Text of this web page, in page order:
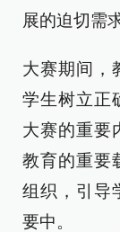
展的迫切需
大赛期间，
学生树立正
大赛的重要
教育的重要
组织，引导
要中。